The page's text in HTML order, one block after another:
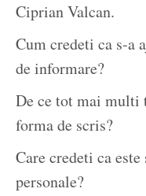
Ciprian Valcan.
Cum credeti ca s-a
de informare?
De ce tot mai multi
forma de scris?
Care credeti ca
personale?